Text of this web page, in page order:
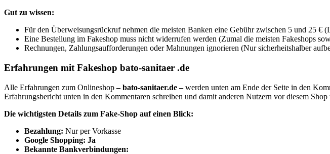
Gut zu wissen:
Für den Überweisungsrückruf nehmen die meisten Banken eine Gebühr zwischen 5 und 25
Eine Bestellung im Fakeshop muss nicht widerrufen werden (Zumal die meisten Fakeshops
Rechnungen, Zahlungsaufforderungen oder Mahnungen ignorieren (Nur sicherheitshalber
Erfahrungen mit Fakeshop bato-sanitaer .de
Alle Erfahrungen zum Onlineshop– bato-sanitaer.de –werden unten am Ende der Seite in den
Erfahrungsbericht unten in den Kommentaren schreiben und damit anderen Nutzern vor diesem Shop
Die wichtigsten Details zum Fake-Shop auf einen Blick:
Bezahlung: Nur per Vorkasse
Google Shopping: Ja
Bekannte Bankverbindungen: